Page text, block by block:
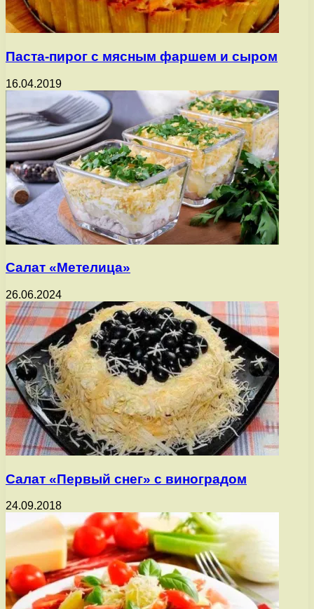
Паста-пирог с мясным фаршем и сыром
16.04.2019
Салат «Метелица»
26.06.2024
Салат «Первый снег» с виноградом
24.09.2018